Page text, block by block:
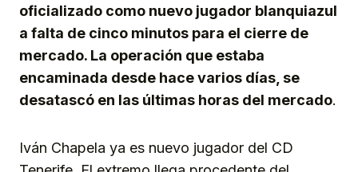
oficializado como nuevo jugador blanquiazul
a falta de cinco minutos para el cierre de
mercado. La operación que estaba
encaminada desde hace varios días, se
desatascó en las últimas horas del mercado.
Iván Chapela ya es nuevo jugador del CD